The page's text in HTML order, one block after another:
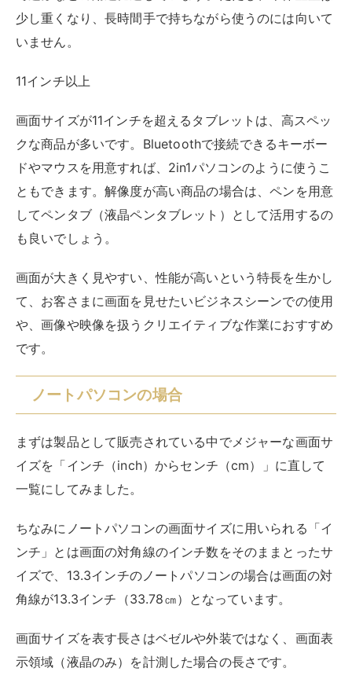
も良いでしょう。
画面が大きく見やすい、性能が高いという特長を生かし
て、お客さまに画面を見せたいビジネスシーンでの使用
です。
ノートパソコンの場合
まずは製品として販売されている中でメジャーな画面サ
イズを「インチ（inch）からセンチ（cm）」に直して
ちなみにノートパソコンの画面サイズに用いられる「イ
ンチ」とは画面の対角線のインチ数をそのままとったサ
イズで、13.3インチのノートパソコンの場合は画面の対
示領域（液晶のみ）を計測した場合の長さです。
代表的
なノー
コンの
画面サ
イズ
ディス
サイズ
横幅㎝×縦幅㎝（対
特徴
10.1イン
22.10㎝×12.45㎝
種類がほとんどないほど